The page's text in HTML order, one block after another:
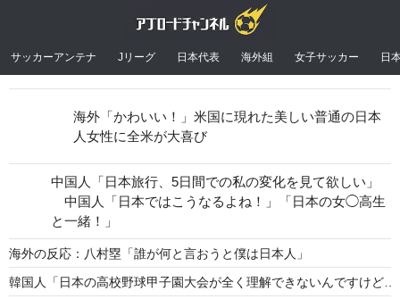
サッカーアンテナ Jリーグ 日本代表 海外組 女子サッカー 日
海外の反応：八村塁「誰が何と言おうと僕は日本人」
韓国人「日本の高校野球甲子園大会が全く理解できないんですけど…
海外「かわいい！」米国に現れた美しい普通の日本
人女性に全米が大喜び
中国人「日本旅行、5日間での私の変化を見て欲しい」
中国人「日本ではこうなるよね！」「日本の女◯高生
と一緒！」